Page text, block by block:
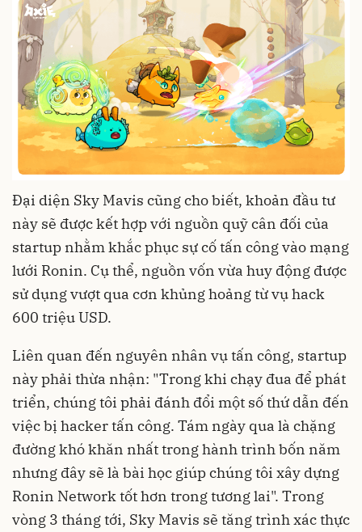
Đại diện Sky Mavis cũng cho biết, khoản đầu tư
này sẽ được kết hợp với nguồn quỹ cân đối của
startup nhằm khắc phục sự cố tấn công vào mạng
lưới Ronin. Cụ thể, nguồn vốn vừa huy động được
sử dụng vượt qua cơn khủng hoảng từ vụ hack
600 triệu USD.
Liên quan đến nguyên nhân vụ tấn công, startup
này phải thừa nhận: "Trong khi chạy đua để phát
triển, chúng tôi phải đánh đổi một số thứ dẫn đến
việc bị hacker tấn công. Tám ngày qua là chặng
đường khó khăn nhất trong hành trình bốn năm
nhưng đây sẽ là bài học giúp chúng tôi xây dựng
Ronin Network tốt hơn trong tương lai". Trong
vòng 3 tháng tới, Sky Mavis sẽ tăng trình xác thực